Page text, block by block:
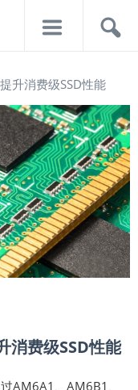
升消费级SSD性能
消费级SSD性能
AM6A1、AM6B1、